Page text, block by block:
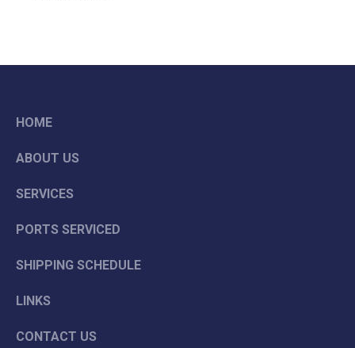
HOME
ABOUT US
SERVICES
PORTS SERVICED
SHIPPING SCHEDULE
LINKS
CONTACT US